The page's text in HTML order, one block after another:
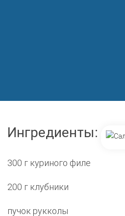
Ингредиенты:
300 г куриного филе
200 г клубники
пучок рукколы